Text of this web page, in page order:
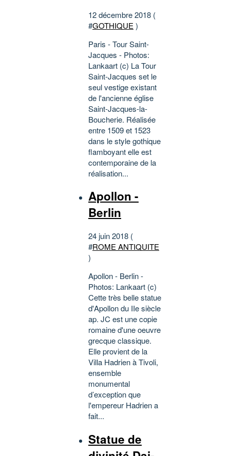
12 décembre 2018 (
#GOTHIQUE )
Paris - Tour Saint-
Jacques - Photos:
Lankaart (c) La Tour
Saint-Jacques set le
seul vestige existant
de l'ancienne église
Saint-Jacques-la-
Boucherie. Réalisée
entre 1509 et 1523
dans le style gothique
flamboyant elle est
contemporaine de la
réalisation...
Apollon -
Berlin
24 juin 2018 (
#ROME ANTIQUITE
)
Apollon - Berlin -
Photos: Lankaart (c)
Cette très belle statue
d'Apollon du IIe siècle
ap. JC est une copie
romaine d'une oeuvre
grecque classique.
Elle provient de la
Villa Hadrien à Tivoli,
ensemble
monumental
d’exception que
l'empereur Hadrien a
fait...
Statue de